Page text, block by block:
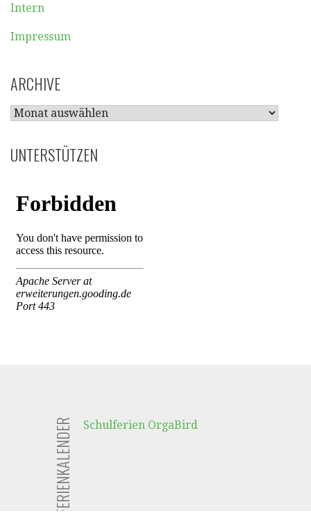
Intern
Impressum
ARCHIVE
ARCHIVE
UNTERSTÜTZEN
FERIENKALENDER Schulferien OrgaBird